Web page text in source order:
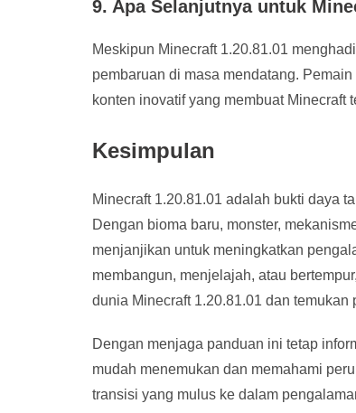
9. Apa Selanjutnya untuk
Meskipun Minecraft 1.20.81.01
pembaruan di masa mendatang.
konten inovatif yang membuat Minecraft
Kesimpulan
Minecraft 1.20.81.01 adalah bukti daya
Dengan bioma baru, monster,
menjanjikan untuk meningkatkan
membangun, menjelajah, atau
dunia Minecraft 1.20.81.01 dan
Dengan menjaga panduan ini tetap
mudah menemukan dan memahami
transisi yang mulus ke dalam